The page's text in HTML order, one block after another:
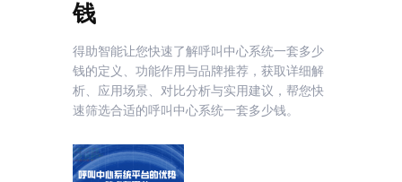
钱
得助智能让您快速了解呼叫中心系统一套多少
钱的定义、功能作用与品牌推荐，获取详细解
析、应用场景、对比分析与实用建议，帮您快
速筛选合适的呼叫中心系统一套多少钱。